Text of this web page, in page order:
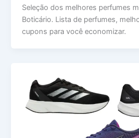
Seleção dos melhores perfumes
Boticário. Lista de perfumes,
cupons para você economizar.